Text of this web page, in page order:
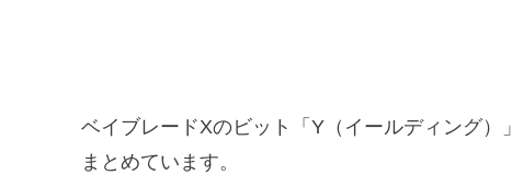
ベイブレードXのビット「Y（イールディング
まとめています。